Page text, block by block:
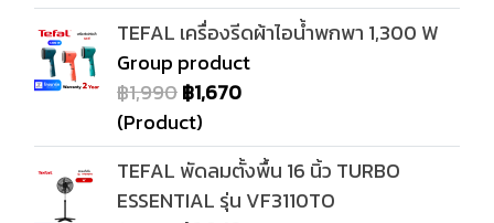
TEFAL เครื่องรีดผ้าไอน้ำพกพา 1,300 W
Group product
฿1,990฿1,670
(Product)
TEFAL พัดลมตั้งพื้น 16 นิ้ว TURBO
ESSENTIAL รุ่น VF3110TO